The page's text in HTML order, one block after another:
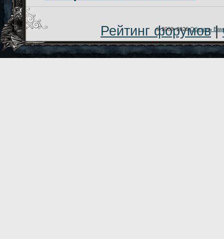
Рейтинг форумов|
© 2008–2026Обитель